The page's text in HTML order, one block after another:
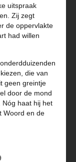
uitspraak
Zij zegt
de oppervlakte
had willen
die van
geen greintje
door de mond
Nóg haat hij het
Woord en de